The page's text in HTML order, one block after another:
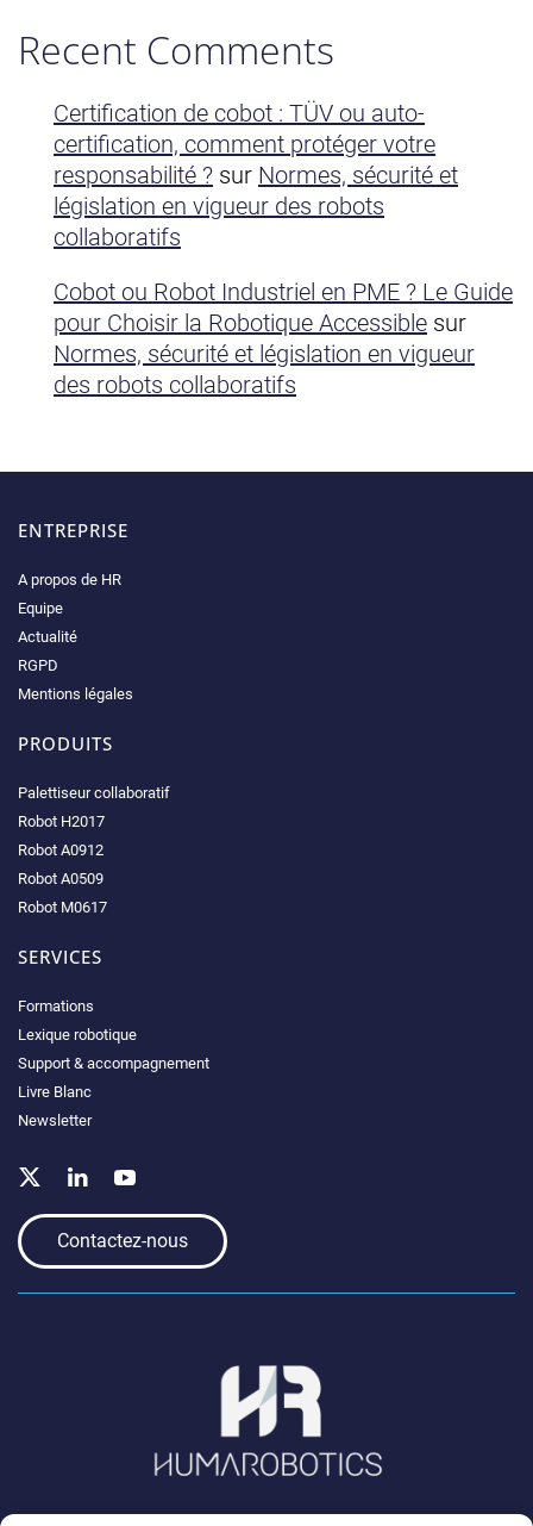
Recent Comments
Certification de cobot : TÜV ou auto-
certification, comment protéger votre
responsabilité ? sur Normes, sécurité et
législation en vigueur des robots
collaboratifs
Cobot ou Robot Industriel en PME ? Le Guide
pour Choisir la Robotique Accessible sur
Normes, sécurité et législation en vigueur
des robots collaboratifs
ENTREPRISE
A propos de HR
Equipe
Actualité
RGPD
Mentions légales
PRODUITS
Palettiseur collaboratif
Robot H2017
Robot A0912
Robot A0509
Robot M0617
SERVICES
Formations
Lexique robotique
Support & accompagnement
Livre Blanc
Newsletter
Contactez-nous